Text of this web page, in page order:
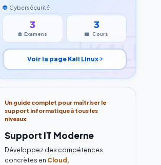
Cybersécurité
3
Examens
3
Cours
Voir la page Kali Linux
Un guide complet pour maîtriser le
support informatique à tous les
niveaux
Support IT Moderne
Développez des compétences
concrètes en Cloud,